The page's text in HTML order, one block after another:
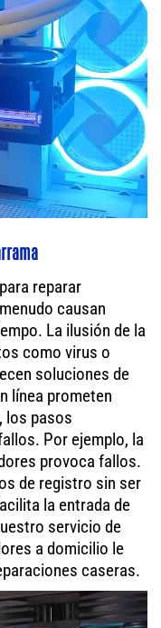
reparar
causan
La ilusión de la
como virus o
soluciones de
línea prometen
los pasos
Por ejemplo, la
provoca fallos.
de registro sin ser
la entrada de
servicio de
a domicilio le
caseras.